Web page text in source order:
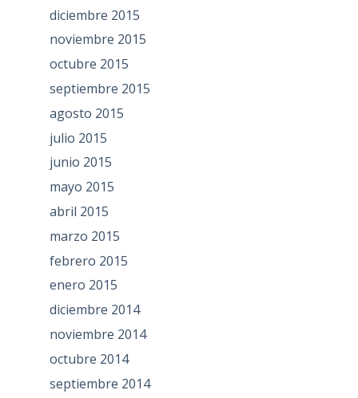
diciembre 2015
noviembre 2015
octubre 2015
septiembre 2015
agosto 2015
julio 2015
junio 2015
mayo 2015
abril 2015
marzo 2015
febrero 2015
enero 2015
diciembre 2014
noviembre 2014
octubre 2014
septiembre 2014